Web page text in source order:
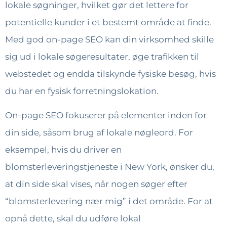
lokale søgninger, hvilket gør det lettere for
potentielle kunder i et bestemt område at finde.
Med god on-page SEO kan din virksomhed skille
sig ud i lokale søgeresultater, øge trafikken til
webstedet og endda tilskynde fysiske besøg, hvis
du har en fysisk forretningslokation.
On-page SEO fokuserer på elementer inden for
din side, såsom brug af lokale nøgleord. For
eksempel, hvis du driver en
blomsterleveringstjeneste i New York, ønsker du,
at din side skal vises, når nogen søger efter
“blomsterlevering nær mig” i det område. For at
opnå dette, skal du udføre lokal